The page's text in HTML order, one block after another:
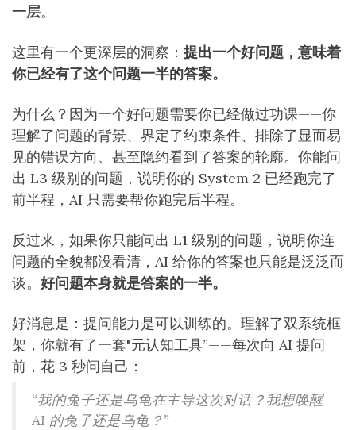
一层。
这里有一个更深层的洞察： 提出一个好问题，意味着
你已经有了这个问题一半的答案。
为什么？因为一个好问题需要你已经做过功课——你
理解了问题的背景、界定了约束条件、排除了显而易
见的错误方向、甚至隐约看到了答案的轮廓。你能问
出 L3 级别的问题，说明你的 System 2 已经跑完了
前半程，AI 只需要帮你跑完后半程。
反过来，如果你只能问出 L1 级别的问题，说明你连
问题的全貌都没看清，AI 给你的答案也只能是泛泛而
谈。 好问题本身就是答案的一半。
好消息是：提问能力是可以训练的。理解了双系统框
架，你就有了一套"元认知工具”——每次向 AI 提问
前，花 3 秒问自己：
“我的兔子还是乌龟在主导这次对话？我想唤醒
AI 的兔子还是乌龟？”